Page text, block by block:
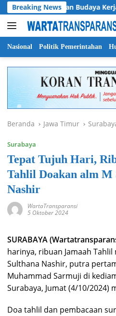
Langsung
ke
konten
Breaking News
SDM dan Budaya Kerja, PT
Nasional Politik Pemerintahan
Beranda Jawa Timur
Surabaya
Tepat Tujuh Hari,
Tahlil Doakan alm M
Nashir
WartaTransparansi
5 Oktober 2024
SURABAYA
harinya, ribuan Jamaah
Sulthana Nashir, putra
Muhammad Sarmuji di
Surabaya, Jumat (4/10/2024)
Doa tahlil dan pembacaan